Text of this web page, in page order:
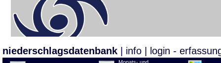
niederschlagsdatenbank info login -